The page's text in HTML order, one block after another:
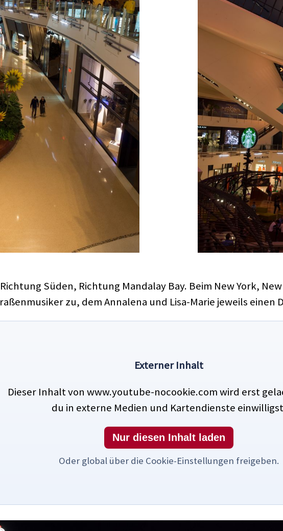
Süden, Richtung Mandalay Bay. Beim New York,
zu, dem Annalena und Lisa-Marie jeweils einen
Externer Inhalt
Dieser Inhalt von www.youtube-nocookie.com wird erst
du in externe Medien und Kartendienste
Nur diesen Inhalt laden
Oder global über die Cookie-Einstellungen freigeben.